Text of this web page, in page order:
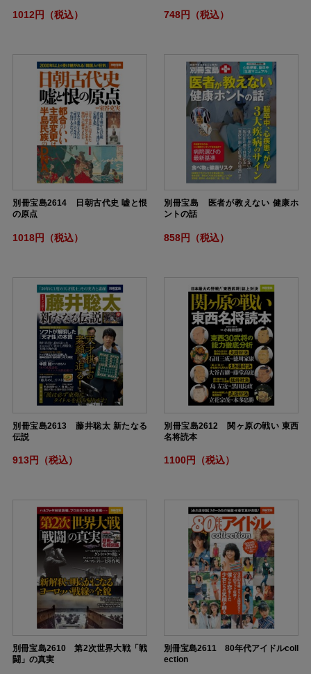
1012円（税込） 748円（税込）
別冊宝島2614 日朝古代史 嘘と恨
の原点
1018円（税込）
別冊宝島 医者が教えない 健康ホ
ントの話
858円（税込）
別冊宝島2613 藤井聡太 新たなる
伝説
913円（税込）
別冊宝島2612 関ヶ原の戦い 東西
名将読本
1100円（税込）
別冊宝島2610 第2次世界大戦「戦
闘」の真実
別冊宝島2611 80年代アイドルcoll
ection